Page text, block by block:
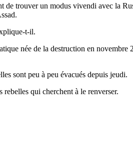
de trouver un modus vivendi avec la
t-il.
née de la destruction en novembre
sont peu à peu évacués depuis jeudi.
qui cherchent à le renverser.